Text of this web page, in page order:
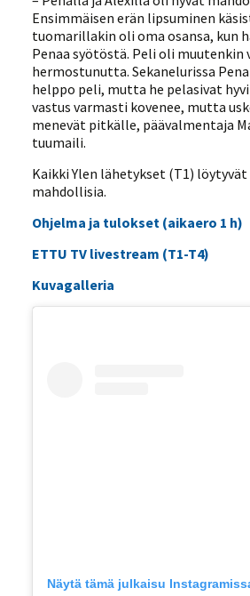
Ensimmäisen erän lipsuminen
tuomarillakin oli oma osansa, kun
Penaa syötöstä. Peli oli muutenkin
hermostunutta. Sekanelurissa
helppo peli, mutta he pelasivat
vastus varmasti kovenee, mutta
menevät pitkälle, päävalmentaja
tuumaili.
Kaikki Ylen lähetykset (T1) löytyvät
mahdollisia.
Ohjelma ja tulokset (aikaero 1 h)
ETTU TV livestream (T1-T4)
Kuvagalleria
Näytä tämä julkaisu